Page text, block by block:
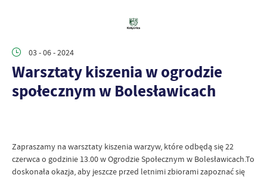
03 - 06 - 2024
Warsztaty kiszenia w ogrodzie
społecznym w Bolesławicach
Zapraszamy na warsztaty kiszenia warzyw, które odbędą się 22
czerwca o godzinie 13.00 w Ogrodzie Społecznym w Bolesławicach.To
doskonała okazja, aby jeszcze przed letnimi zbiorami zapoznać się